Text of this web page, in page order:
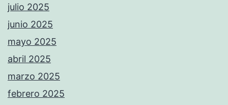
julio 2025
junio 2025
mayo 2025
abril 2025
marzo 2025
febrero 2025